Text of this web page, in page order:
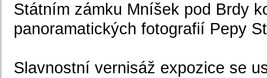
Státním zámku Mníšek pod Brdy
panoramatických fotografií Pepy
Slavnostní vernisáž expozice se